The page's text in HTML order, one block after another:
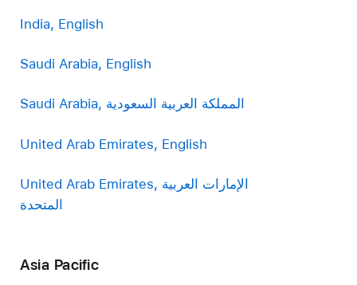
India, English
Saudi Arabia, English
Saudi Arabia, المملكة العربية السعودية
United Arab Emirates, English
United Arab Emirates, الإمارات العربية
المتحدة
Asia Pacific